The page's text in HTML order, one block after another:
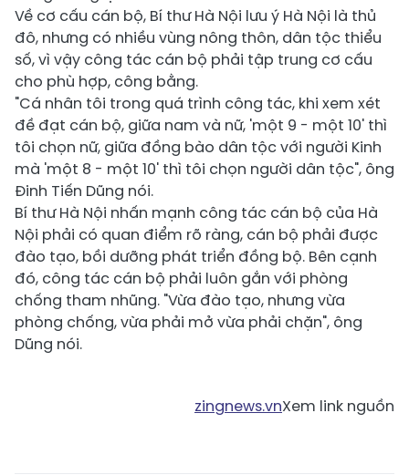
Về cơ cấu cán bộ, Bí thư Hà Nội lưu ý Hà Nội là thủ
đô, nhưng có nhiều vùng nông thôn, dân tộc thiểu
số, vì vậy công tác cán bộ phải tập trung cơ cấu
cho phù hợp, công bằng.
"Cá nhân tôi trong quá trình công tác, khi xem xét
đề đạt cán bộ, giữa nam và nữ, 'một 9 - một 10' thì
tôi chọn nữ, giữa đồng bào dân tộc với người Kinh
mà 'một 8 - một 10' thì tôi chọn người dân tộc", ông
Đinh Tiến Dũng nói.
Bí thư Hà Nội nhấn mạnh công tác cán bộ của Hà
Nội phải có quan điểm rõ ràng, cán bộ phải được
đào tạo, bồi dưỡng phát triển đồng bộ. Bên cạnh
đó, công tác cán bộ phải luôn gắn với phòng
chống tham nhũng. "Vừa đào tạo, nhưng vừa
phòng chống, vừa phải mở vừa phải chặn", ông
Dũng nói.
zingnews.vnXem link nguồn